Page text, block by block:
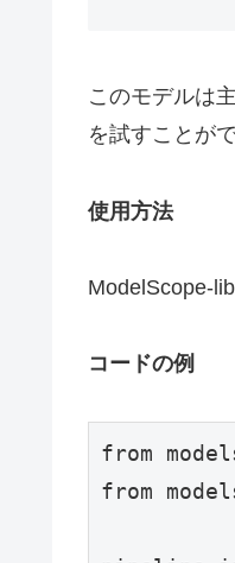
このモデルは
を試すことが
使用方法
ModelScope-
コードの例
from
from